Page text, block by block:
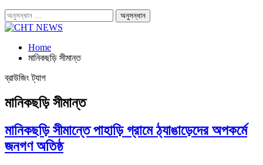
Home
মানিকছড়ি সীমান্ত
ব্রাউজিং ট্যাগ
মানিকছড়ি সীমান্ত
মানিকছড়ি সীমান্তে পাহাড়ি গ্রামে ঠ্যাঙাড়েদের অপকর্মে
জনগণ অতিষ্ঠ